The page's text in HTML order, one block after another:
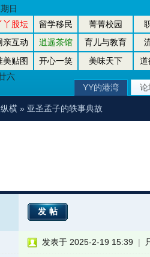
丫股坛 留学移民 菁菁校园
亲互动
逍遥茶馆 育儿与教育
美贴图
开心一笑 美味天下
道
六
日
YY的港湾 论
横» 亚圣孟子的轶事典故
发帖
发表于 2025-2-19 15:39 |